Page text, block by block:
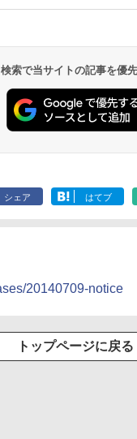
索で当サイトの記事を優
シェア はてブ
20140709-notice
トップページに戻る